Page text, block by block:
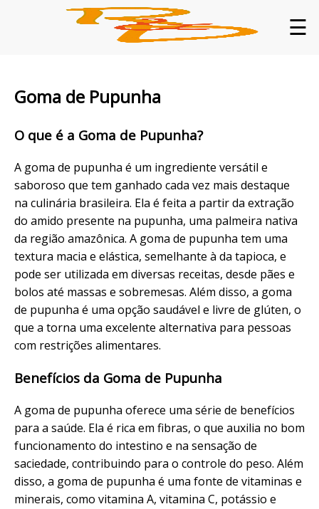
☰
Goma de Pupunha
O que é a Goma de Pupunha?
A goma de pupunha é um ingrediente versátil e
saboroso que tem ganhado cada vez mais destaque
na culinária brasileira. Ela é feita a partir da extração
do amido presente na pupunha, uma palmeira nativa
da região amazônica. A goma de pupunha tem uma
textura macia e elástica, semelhante à da tapioca, e
pode ser utilizada em diversas receitas, desde pães e
bolos até massas e sobremesas. Além disso, a goma
de pupunha é uma opção saudável e livre de glúten, o
que a torna uma excelente alternativa para pessoas
com restrições alimentares.
Benefícios da Goma de Pupunha
A goma de pupunha oferece uma série de benefícios
para a saúde. Ela é rica em fibras, o que auxilia no bom
funcionamento do intestino e na sensação de
saciedade, contribuindo para o controle do peso. Além
disso, a goma de pupunha é uma fonte de vitaminas e
minerais, como vitamina A, vitamina C, potássio e